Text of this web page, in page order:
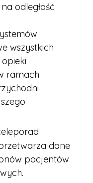
odległość
wszystkich
ramach
dane
pacjentów